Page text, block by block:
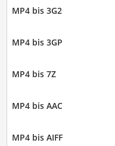
MP4 bis 3G2
MP4 bis 3GP
MP4 bis 7Z
MP4 bis AAC
MP4 bis AIFF